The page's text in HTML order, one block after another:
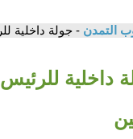
التمدن - جولة داخلية
داخلية